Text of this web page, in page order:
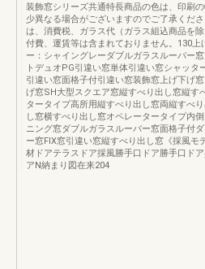
装飾窓シリーズ共通特長商品の色は、印刷
少異なる場合がございますのでご了承くだ
は、消費税、ガラス代（ガラス組込商品を
付費、運賃等は含まれておりません。130上
ー：シャイングレーダブルガラスルーバー
トデュオPG引違い窓単体引違い窓シャッタ
引違い窓面格子付引違い窓装飾窓上げ下げ
げ窓SH大型スクエア窓縦すべり出し窓縦す
タータイプ高所用縦すべり出し窓両縦すべ
し窓横すべり出し窓オペレータータイプ内
ニング窓ダブルガラスルーバー窓面格子付
ー窓FIX窓引違い窓縦すべり出し窓《採風モ
材ドアテラスドア採風勝手口ドア勝手口ド
アN納まり図在来204